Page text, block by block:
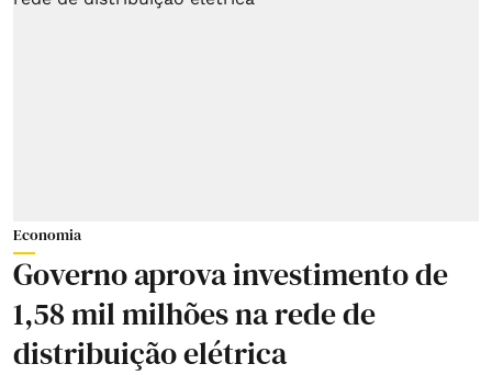
Economia
Governo aprova investimento de
1,58 mil milhões na rede de
distribuição elétrica